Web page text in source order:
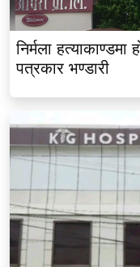
निर्मला
पत्रकार भण्डारी